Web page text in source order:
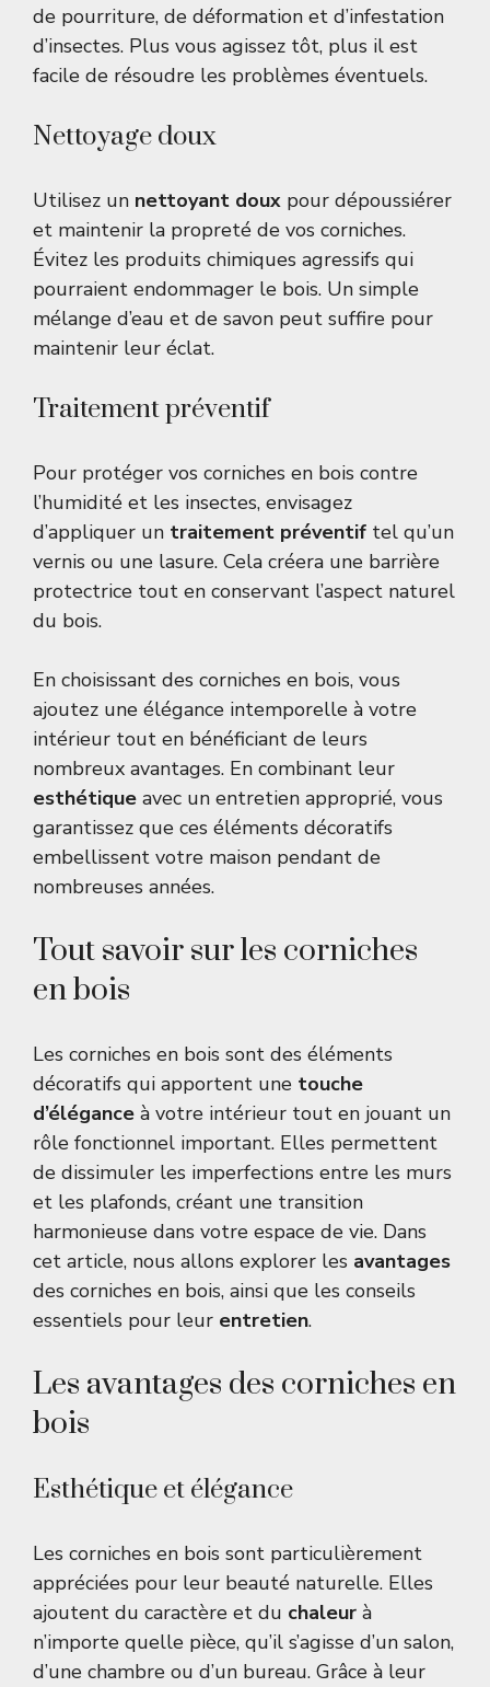
de pourriture, de déformation et d’infestation
d’insectes. Plus vous agissez tôt, plus il est
facile de résoudre les problèmes éventuels.
Nettoyage doux
Utilisez un nettoyant doux pour dépoussiérer
et maintenir la propreté de vos corniches.
Évitez les produits chimiques agressifs qui
pourraient endommager le bois. Un simple
mélange d’eau et de savon peut suffire pour
maintenir leur éclat.
Traitement préventif
Pour protéger vos corniches en bois contre
l’humidité et les insectes, envisagez
d’appliquer un traitement préventif tel qu’un
vernis ou une lasure. Cela créera une barrière
protectrice tout en conservant l’aspect naturel
du bois.
En choisissant des corniches en bois, vous
ajoutez une élégance intemporelle à votre
intérieur tout en bénéficiant de leurs
nombreux avantages. En combinant leur
esthétique avec un entretien approprié, vous
garantissez que ces éléments décoratifs
embellissent votre maison pendant de
nombreuses années.
Tout savoir sur les corniches
en bois
Les corniches en bois sont des éléments
décoratifs qui apportent une touche
d’élégance à votre intérieur tout en jouant un
rôle fonctionnel important. Elles permettent
de dissimuler les imperfections entre les murs
et les plafonds, créant une transition
harmonieuse dans votre espace de vie. Dans
cet article, nous allons explorer les avantages
des corniches en bois, ainsi que les conseils
essentiels pour leur entretien.
Les avantages des corniches en
bois
Esthétique et élégance
Les corniches en bois sont particulièrement
appréciées pour leur beauté naturelle. Elles
ajoutent du caractère et du chaleur à
n’importe quelle pièce, qu’il s’agisse d’un salon,
d’une chambre ou d’un bureau. Grâce à leur